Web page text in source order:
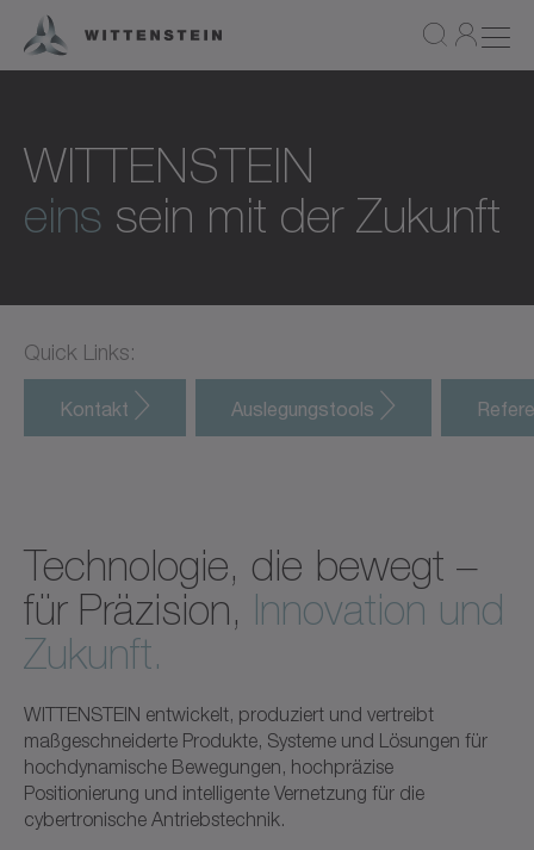
WITTENSTEIN
eins sein mit der Zukunft
Quick Links:
Kontakt Auslegungstools
Technologie, die bewegt –
für Präzision, Innovation und
Zukunft.
WITTENSTEIN entwickelt, produziert und vertreibt
maßgeschneiderte Produkte, Systeme und Lösungen für
hochdynamische Bewegungen, hochpräzise
Positionierung und intelligente Vernetzung für die
cybertronische Antriebstechnik.